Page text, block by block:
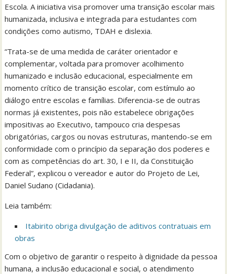
Escola. A iniciativa visa promover uma transição escolar mais
humanizada, inclusiva e integrada para estudantes com
condições como autismo, TDAH e dislexia.
“Trata-se de uma medida de caráter orientador e
complementar, voltada para promover acolhimento
humanizado e inclusão educacional, especialmente em
momento crítico de transição escolar, com estímulo ao
diálogo entre escolas e famílias. Diferencia-se de outras
normas já existentes, pois não estabelece obrigações
impositivas ao Executivo, tampouco cria despesas
obrigatórias, cargos ou novas estruturas, mantendo-se em
conformidade com o princípio da separação dos poderes e
com as competências do art. 30, I e II, da Constituição
Federal”, explicou o vereador e autor do Projeto de Lei,
Daniel Sudano (Cidadania).
Leia também:
Itabirito obriga divulgação de aditivos contratuais em
obras
Com o objetivo de garantir o respeito à dignidade da pessoa
humana, a inclusão educacional e social, o atendimento